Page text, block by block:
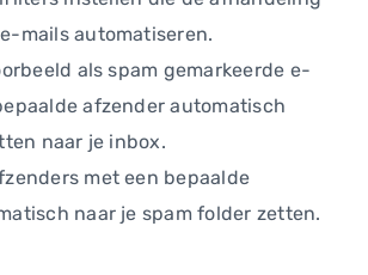
mails automatiseren.
als spam gemarkeerde e-
afzender automatisch
naar je inbox.
met een bepaalde
naar je spam folder zetten.